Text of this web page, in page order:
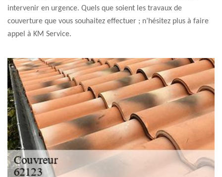
intervenir en urgence. Quels que soient les travaux de
couverture que vous souhaitez effectuer ; n’hésitez plus à faire
appel à KM Service.